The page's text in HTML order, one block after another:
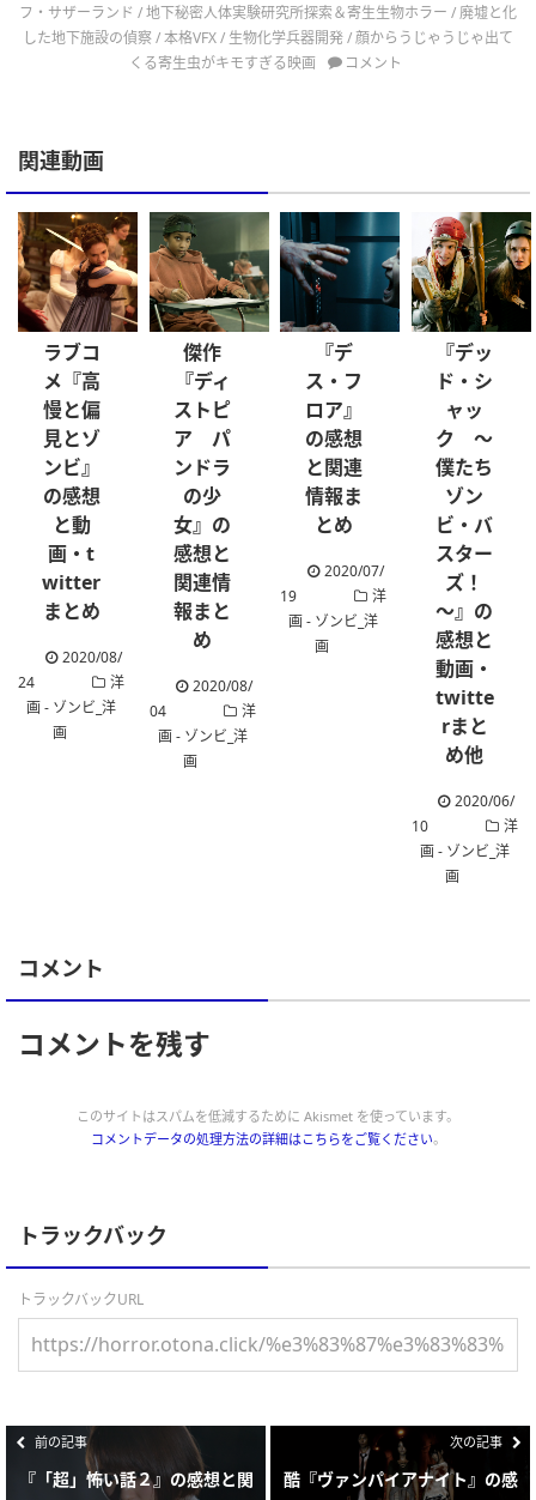
フ・サザーランド /地下秘密人体実験研究所探索＆寄生生物ホラー /廃墟と化
した地下施設の偵察/本格VFX/ 生物化学兵器開発/顔からうじゃうじゃ出て
くる寄生虫がキモすぎる映画
コメント
関連動画
ラブコ
メ『高
慢と偏
見とゾ
ンビ』
の感想
と動
画・t
witter
まとめ
2020/08/
24
洋
画 - ゾンビ_洋
画
傑作
『ディ
ストピ
ア パ
ンドラ
の少
女』の
感想と
関連情
報まと
め
2020/08/
04
洋
画 - ゾンビ_洋
画
『デ
ス・フ
ロア』
の感想
と関連
情報ま
とめ
2020/07/
19
洋
画 - ゾンビ_洋
画
『デッ
ド・シ
ャッ
ク ～
僕たち
ゾン
ビ・バ
スター
ズ！
～』の
感想と
動画・
twitte
rまと
め他
2020/06/
10
洋
画 - ゾンビ_洋
画
コメント
コメントを残す
このサイトはスパムを低減するために Akismet を使っています。
コメントデータの処理方法の詳細はこちらをご覧ください。
トラックバック
トラックバックURL
前の記事
『「超」怖い話２』の感想と関
次の記事
酷『ヴァンパイアナイト』の感